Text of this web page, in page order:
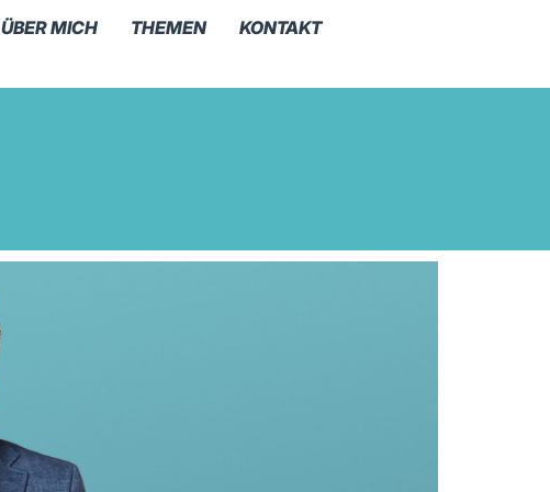
ÜBER MICH THEMEN KONTAKT